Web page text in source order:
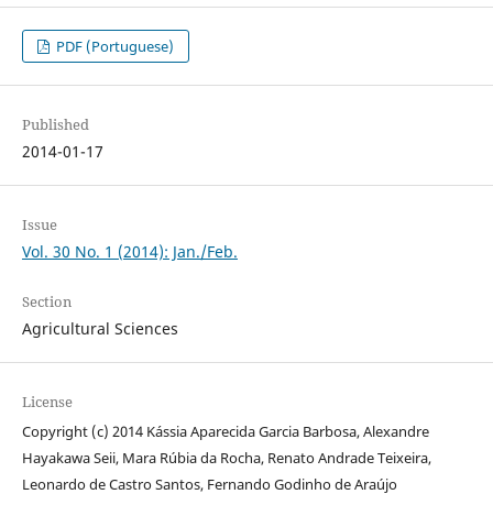
PDF (Portuguese)
Published
2014-01-17
Issue
Vol. 30 No. 1 (2014): Jan./Feb.
Section
Agricultural Sciences
License
Copyright (c) 2014 Kássia Aparecida Garcia Barbosa, Alexandre
Hayakawa Seii, Mara Rúbia da Rocha, Renato Andrade Teixeira,
Leonardo de Castro Santos, Fernando Godinho de Araújo